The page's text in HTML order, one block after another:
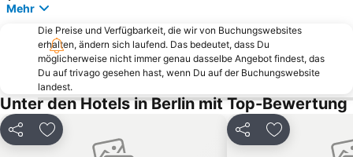
KaDeWe
Tempodrom
Pankow
Lichtenberg
Tropical Islands Resort
Berlin Tiergarten
Tempelhof
Columbiahalle Berlin
Wannsee
Max-Schmeling-Halle
Zehlendorf
Admiralspalast
Mehr
Die Preise und Verfügbarkeit, die wir von Buchungswebsites
erhalten, ändern sich laufend. Das bedeutet, dass Du
möglicherweise nicht immer genau dasselbe Angebot findest, das
Du auf trivago gesehen hast, wenn Du auf der Buchungswebsite
landest.
Unter den Hotels in Berlin mit Top-Bewertung
Teilen Zu Favoriten hinzufügen Teilen Zu Favoriten